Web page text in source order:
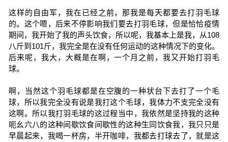
这样的自由军，我在已经之前，那我是每天都要去打羽毛球
的。这个嗯，后来不停影响我们要去打羽毛球，但是恰恰疫情
期间，我开始了我的声头饮食，所以呢，我基本上是我，从108
八斤到101斤，我完全是在没有任何运动的这种情况下的变化。
后来呢，我大，大概是在啊，一个月之前，我又开始打羽毛
球。
啊，当然这个羽毛球都是在空腹的一种状台下去打了一个毛
球，所以我完全没有说是我打这个毛球，我体力不支完全没有
这啊。所以我打羽毛球的这过程当中，我依然是坚持我的这种
呃幺六八的这种间歇饮食间歇性的这种生同饮食我，我只只是
早晨起来，我喝一杯房，半开咖啡，我都去打球去了，就是这